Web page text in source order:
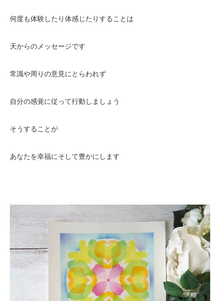
何度も体験したり体感じたりすることは
天からのメッセージです
常識や周りの意見にとらわれず
自分の感覚に従って行動しましょう
そうすることが
あなたを幸福にそして豊かにします